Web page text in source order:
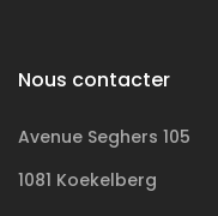
Nous contacter
Avenue Seghers 105
1081 Koekelberg